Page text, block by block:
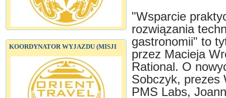
KOORDYNATOR WYJAZDU (MISJI
"Wsparcie
rozwiązania
gastronomii" to
przez Macieja
Rational. O
Sobczyk, prezes
PMS Labs,